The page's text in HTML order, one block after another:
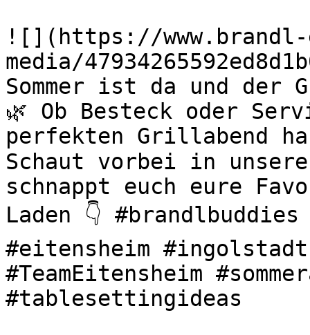
![](https://
media/
Sommer ist da und
🌿 Ob Besteck oder
perfekten Grillabend
Schaut vorbei in
schnappt euch eure
Laden 👇
#eitensheim
#TeamEitensheim
#tablesettingideas